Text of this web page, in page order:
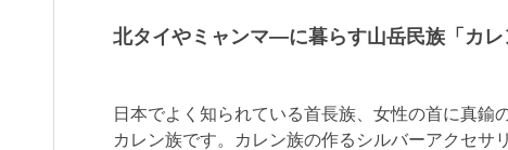
北タイやミャンマ―に暮らす山岳民族「カレ
日本でよく知られている首長族、女性の首に真鍮
カレン族です。カレン族の作るシルバーアクセサ